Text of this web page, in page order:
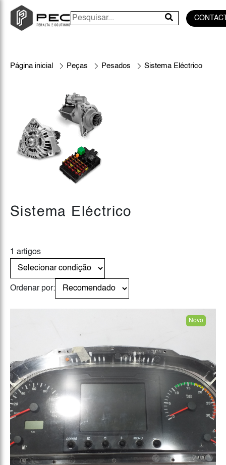
Página inicial Peças Pesados Sistema Eléctrico
Sistema Eléctrico
1 artigos
Ordenar por:
Novo